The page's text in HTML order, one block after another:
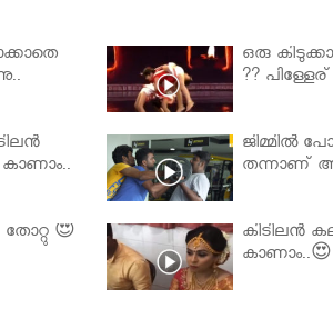
ഒരു
??
ജിമ്മിൽ
തന്നാണ്
😍
കിടിലൻ